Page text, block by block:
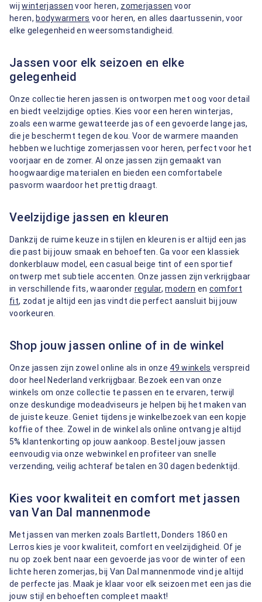
wijwinterjassen voor heren, zomerjassen voor
heren, bodywarmers voor heren, en alles daartussenin, voor
elke gelegenheid en weersomstandigheid.
Jassen voor elk seizoen en elke
gelegenheid
Onze collectie heren jassen is ontworpen met oog voor detail
en biedt veelzijdige opties. Kies voor een heren winterjas,
zoals een warme gewatteerde jas of een gevoerde lange jas,
die je beschermt tegen de kou. Voor de warmere maanden
hebben we luchtige zomerjassen voor heren, perfect voor het
voorjaar en de zomer. Al onze jassen zijn gemaakt van
hoogwaardige materialen en bieden een comfortabele
pasvorm waardoor het prettig draagt.
Veelzijdige jassen en kleuren
Dankzij de ruime keuze in stijlen en kleuren is er altijd een jas
die past bij jouw smaak en behoeften. Ga voor een klassiek
donkerblauw model, een casual beige tint of een sportief
ontwerp met subtiele accenten. Onze jassen zijn verkrijgbaar
in verschillende fits, waaronder regular,modern en comfort
fit, zodat je altijd een jas vindt die perfect aansluit bij jouw
voorkeuren.
Shop jouw jassen online of in de winkel
Onze jassen zijn zowel online als in onze 49 winkels verspreid
door heel Nederland verkrijgbaar. Bezoek een van onze
winkels om onze collectie te passen en te ervaren, terwijl
onze deskundige modeadviseurs je helpen bij het maken van
de juiste keuze. Geniet tijdens je winkelbezoek van een kopje
koffie of thee. Zowel in de winkel als online ontvang je altijd
5% klantenkorting op jouw aankoop. Bestel jouw jassen
eenvoudig via onze webwinkel en profiteer van snelle
verzending, veilig achteraf betalen en 30 dagen bedenktijd.
Kies voor kwaliteit en comfort met jassen
van Van Dal mannenmode
Met jassen van merken zoals Bartlett, Donders 1860 en
Lerros kies je voor kwaliteit, comfort en veelzijdigheid. Of je
nu op zoek bent naar een gevoerde jas voor de winter of een
lichte heren zomerjas, bij Van Dal mannenmode vind je altijd
de perfecte jas. Maak je klaar voor elk seizoen met een jas die
jouw stijl en behoeften compleet maakt!